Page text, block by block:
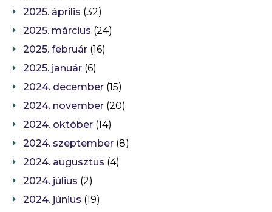
2025. április (32)
2025. március (24)
2025. február (16)
2025. január (6)
2024. december (15)
2024. november (20)
2024. október (14)
2024. szeptember (8)
2024. augusztus (4)
2024. július (2)
2024. június (19)